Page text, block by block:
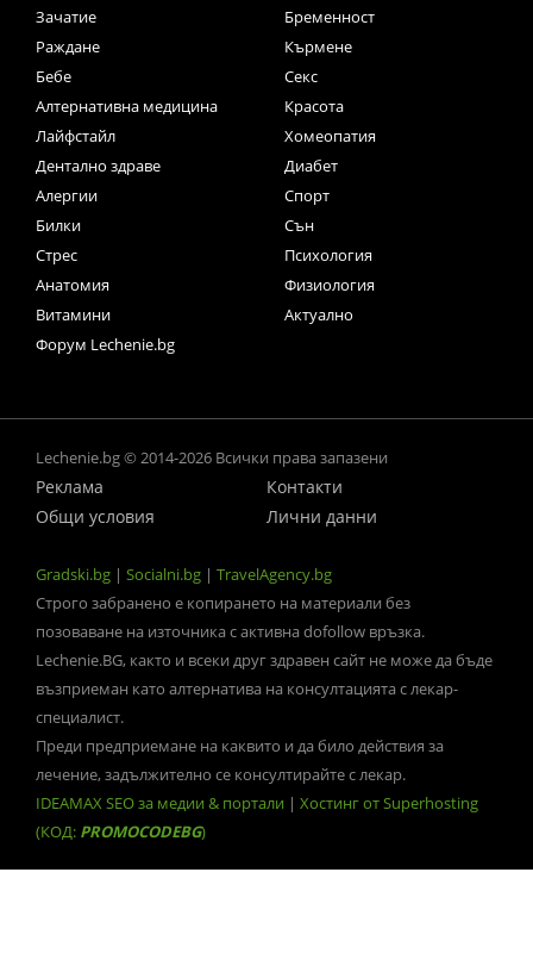
Зачатие
Бременност
Раждане
Кърмене
Бебе
Секс
Алтернативна медицина
Красота
Лайфстайл
Хомеопатия
Дентално здраве
Диабет
Алергии
Спорт
Билки
Сън
Стрес
Психология
Анатомия
Физиология
Витамини
Актуално
Форум Lechenie.bg
Lechenie.bg © 2014-2026 Всички права запазени
Реклама
Контакти
Общи условия
Лични данни
Gradski.bg | Socialni.bg | TravelAgency.bg
Строго забранено е копирането на материали без
позоваване на източника с активна dofollow връзка.
Lechenie.BG, както и всеки друг здравен сайт не може да бъде
възприеман като алтернатива на консултацията с лекар-
специалист.
Преди предприемане на каквито и да било действия за
лечение, задължително се консултирайте с лекар.
IDEAMAX SEO за медии & портали | Хостинг от Superhosting
(КОД: PROMOCODEBG)